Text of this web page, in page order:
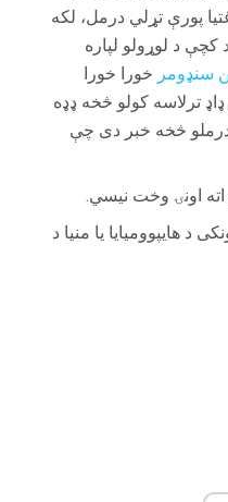
پورې تړلي درمل، لکه
د لوړولو لپاره
سنډومر خورا خورا
ترلاسه کولو څخه ډډه
څخه خبر دی چې
اونۍ وخت نیسي.
هایپوومیایا یا منیا د